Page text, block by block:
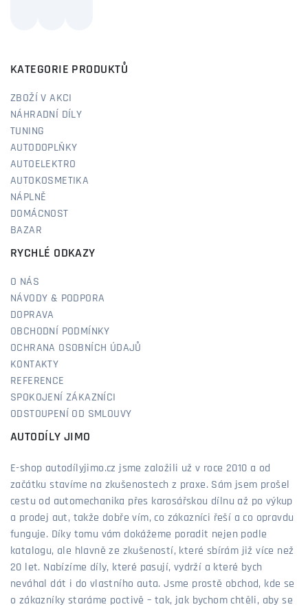
KATEGORIE PRODUKTŮ
ZBOŽÍ V AKCI
NÁHRADNÍ DÍLY
TUNING
AUTODOPLŇKY
AUTOELEKTRO
AUTOKOSMETIKA
NÁPLNĚ
DOMÁCNOST
BAZAR
RYCHLÉ ODKAZY
O NÁS
NÁVODY & PODPORA
DOPRAVA
OBCHODNÍ PODMÍNKY
OCHRANA OSOBNÍCH ÚDAJŮ
KONTAKTY
REFERENCE
SPOKOJENÍ ZÁKAZNÍCI
ODSTOUPENÍ OD SMLOUVY
AUTODÍLY JIMO
E-shop autodílyjimo.cz jsme založili už v roce 2010 a od
začátku stavíme na zkušenostech z praxe. Sám jsem prošel
cestu od automechanika přes karosářskou dílnu až po výkup
a prodej aut, takže dobře vím, co zákazníci řeší a co opravdu
funguje. Díky tomu vám dokážeme poradit nejen podle
katalogu, ale hlavně ze zkušeností, které sbírám již více než
20 let. Nabízíme díly, které pasují, vydrží a které bych
neváhal dát i do vlastního auta. Jsme prostě obchod, kde se
o zákazníky staráme poctivě – tak, jak bychom chtěli, aby se